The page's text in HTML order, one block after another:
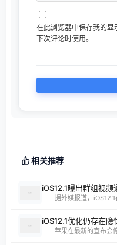
在此浏览器中保存我的
下次评论时使用。
相关推荐
iOS12.1曝出群组视
据外媒报道，iOS12.1
iOS12.1优化仍存在
苹果在最新的宣布会停